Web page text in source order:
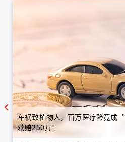
车祸致植物人，百万医疗险竟成
获赔250万！